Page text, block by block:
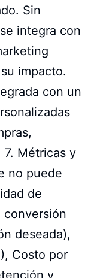
Sin
integra con
impacto.
con un
7. Métricas y
no puede
de
conversión
deseada),
Costo por
y